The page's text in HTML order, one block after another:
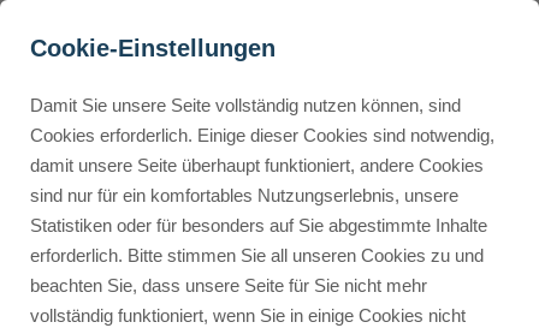
Buyer Personas erstellen
Landingpage optimieren
Cookie-Einstellungen
Damit Sie unsere Seite vollständig nutzen können, sind
Cookies erforderlich. Einige dieser Cookies sind notwendig,
damit unsere Seite überhaupt funktioniert, andere Cookies
sind nur für ein komfortables Nutzungserlebnis, unsere
Statistiken oder für besonders auf Sie abgestimmte Inhalte
erforderlich. Bitte stimmen Sie all unseren Cookies zu und
beachten Sie, dass unsere Seite für Sie nicht mehr
vollständig funktioniert, wenn Sie in einige Cookies nicht